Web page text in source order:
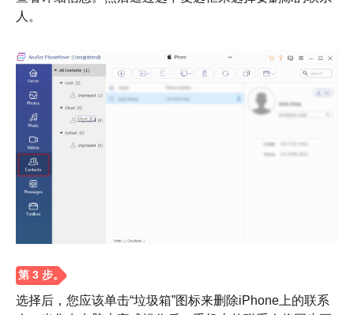
人。
选择后，您应该单击“垃圾箱”图标来删除iPhone上的联系